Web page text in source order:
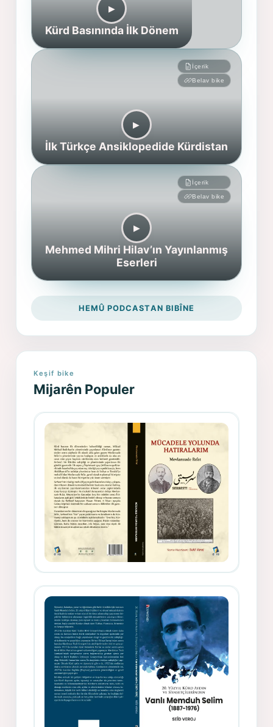
▶︎
Kürd Basınında İlk Dönem
İçerik
Belav bike
▶︎
İlk Türkçe Ansiklopedide Kürdistan
İçerik
Belav bike
▶︎
Mehmed Mihri Hilav’ın Yayınlanmış
Eserleri
HEMÛ PODCASTAN BIBÎNE
Keşif bike
Mijarên Populer